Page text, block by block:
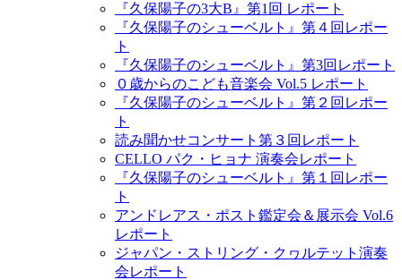
『久保陽子の3大B』第1回 レポート
『久保陽子のシューベルト』第４回レポー
ト
『久保陽子のシューベルト』第3回レポート
０歳からのこども音楽会 Vol.5 レポート
『久保陽子のシューベルト』第２回レポー
ト
読み聞かせコンサート第３回レポート
CELLO パク・ヒョナ 演奏会レポート
『久保陽子のシューベルト』第１回レポー
ト
アンドレアス・ポスト鑑定会＆展示会 Vol.6
レポート
ジャパン・ストリング・クヮルテット演奏
会レポート